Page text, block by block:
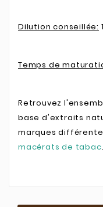
Dilution conseillée:
Temps de
Retrouvez
base d'extraits
marques
macérats de tabac.